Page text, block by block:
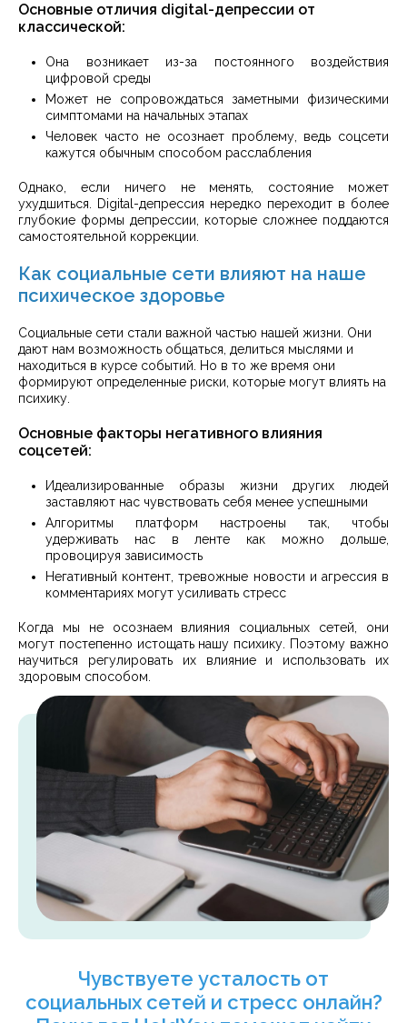
Основные отличия digital-депрессии от
классической:
Она возникает из-за постоянного воздействия
цифровой среды
Может не сопровождаться заметными физическими
симптомами на начальных этапах
Человек часто не осознает проблему, ведь соцсети
кажутся обычным способом расслабления
Однако, если ничего не менять, состояние может
ухудшиться. Digital-депрессия нередко переходит в более
глубокие формы депрессии, которые сложнее поддаются
самостоятельной коррекции.
Как социальные сети влияют на наше
психическое здоровье
Социальные сети стали важной частью нашей жизни. Они
дают нам возможность общаться, делиться мыслями и
находиться в курсе событий. Но в то же время они
формируют определенные риски, которые могут влиять на
психику.
Основные факторы негативного влияния
соцсетей:
Идеализированные образы жизни других людей
заставляют нас чувствовать себя менее успешными
Алгоритмы платформ настроены так, чтобы
удерживать нас в ленте как можно дольше,
провоцируя зависимость
Негативный контент, тревожные новости и агрессия в
комментариях могут усиливать стресс
Когда мы не осознаем влияния социальных сетей, они
могут постепенно истощать нашу психику. Поэтому важно
научиться регулировать их влияние и использовать их
здоровым способом.
Чувствуете усталость от
социальных сетей и стресс онлайн?